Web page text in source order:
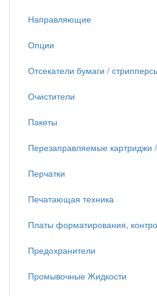
Направляющие
Опции
Отсекатели бумаги /
Очистители
Пакеты
Перезаправляемые картриджи
Перчатки
Печатающая техника
Платы форматирования,
Предохранители
Промывочные Жидкости